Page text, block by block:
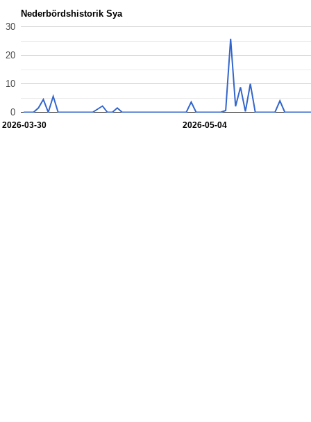
Nederbördshistorik Sya
0
10
20
30
2026-03-30 2026-05-04